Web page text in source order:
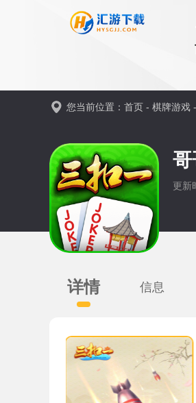
您当前位置： 首页 - 棋牌游戏 -
哥
更新
详情 信息